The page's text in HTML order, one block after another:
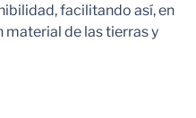
facilitando así, en
material de las tierras y